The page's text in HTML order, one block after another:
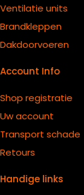
Ventilatie units
Brandkleppen
Dakdoorvoeren
Account Info
Shop registratie
Uw account
Transport schade
Retours
Handige links